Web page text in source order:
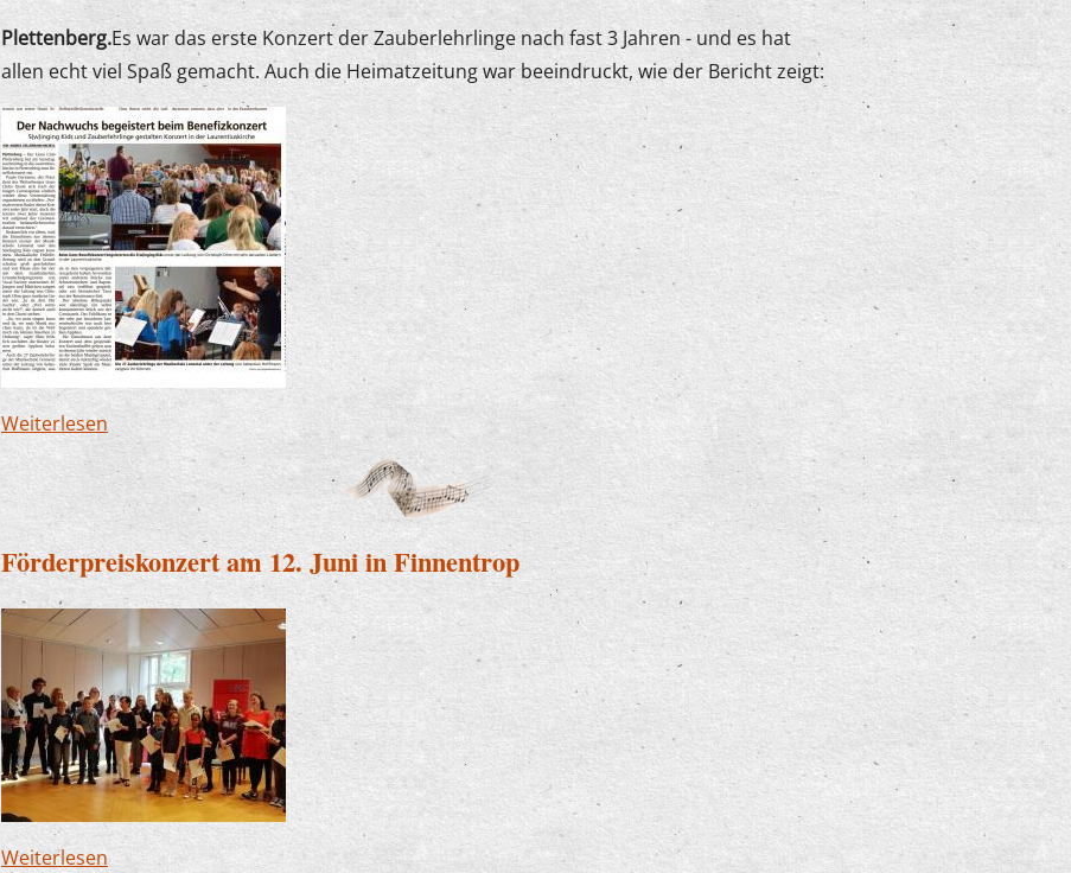
Plettenberg.Es war das erste Konzert der Zauberlehrlinge nach fast 3 Jahren - und es hat
allen echt viel Spaß gemacht. Auch die Heimatzeitung war beeindruckt, wie der Bericht zeigt:
Weiterlesen über Benefizkonzert des Lionsclubs in St. Laurentius
Förderpreiskonzert am 12. Juni in Finnentrop
Weiterlesen über Förderpreiskonzert am 12. Juni in Finnentrop